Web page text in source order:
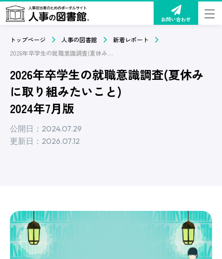
お問い合わせ
トップページ 人事の図書館
新着レポート
2026年卒学生の就職意識調査(夏休みに取り組みたいこと)2024年7月版
2026年卒学生の就職意識調査(夏休み
に取り組みたいこと)
2024年7月版
公開日：2024.07.29
更新日：2026.07.12